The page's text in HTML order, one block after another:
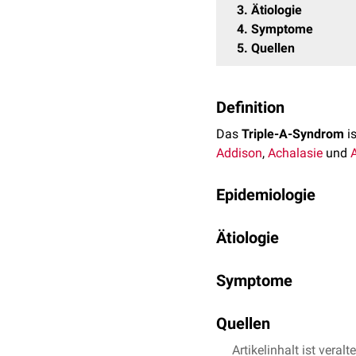
3 Ätiologie
4 Symptome
5 Quellen
Definition
Das Triple-A-Syndrom
Addison, Achalasie und
Epidemiologie
Ätiologie
Kernporenkomplexes
genau verstanden. Die
Symptome
Umfang auftreten. Das
Tränenflüssigkeit
Quellen
Eintrag zum Triple A
Artikelinhalt ist